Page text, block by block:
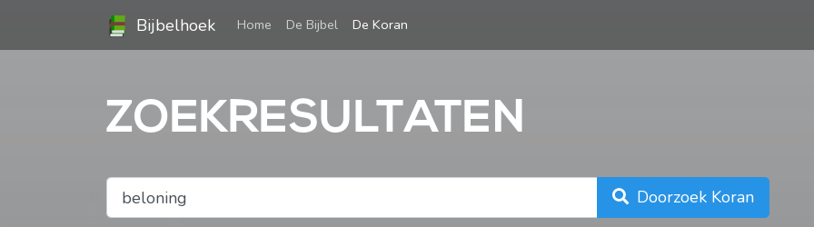
Bijbelhoek Home (current)
De Bijbel De Koran
ZOEKRESULTATEN
Doorzoek Koran